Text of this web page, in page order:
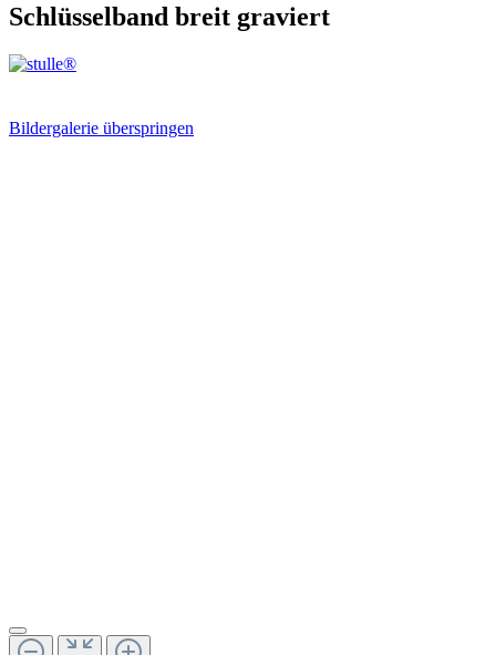
Schlüsselband breit graviert
Bildergalerie überspringen